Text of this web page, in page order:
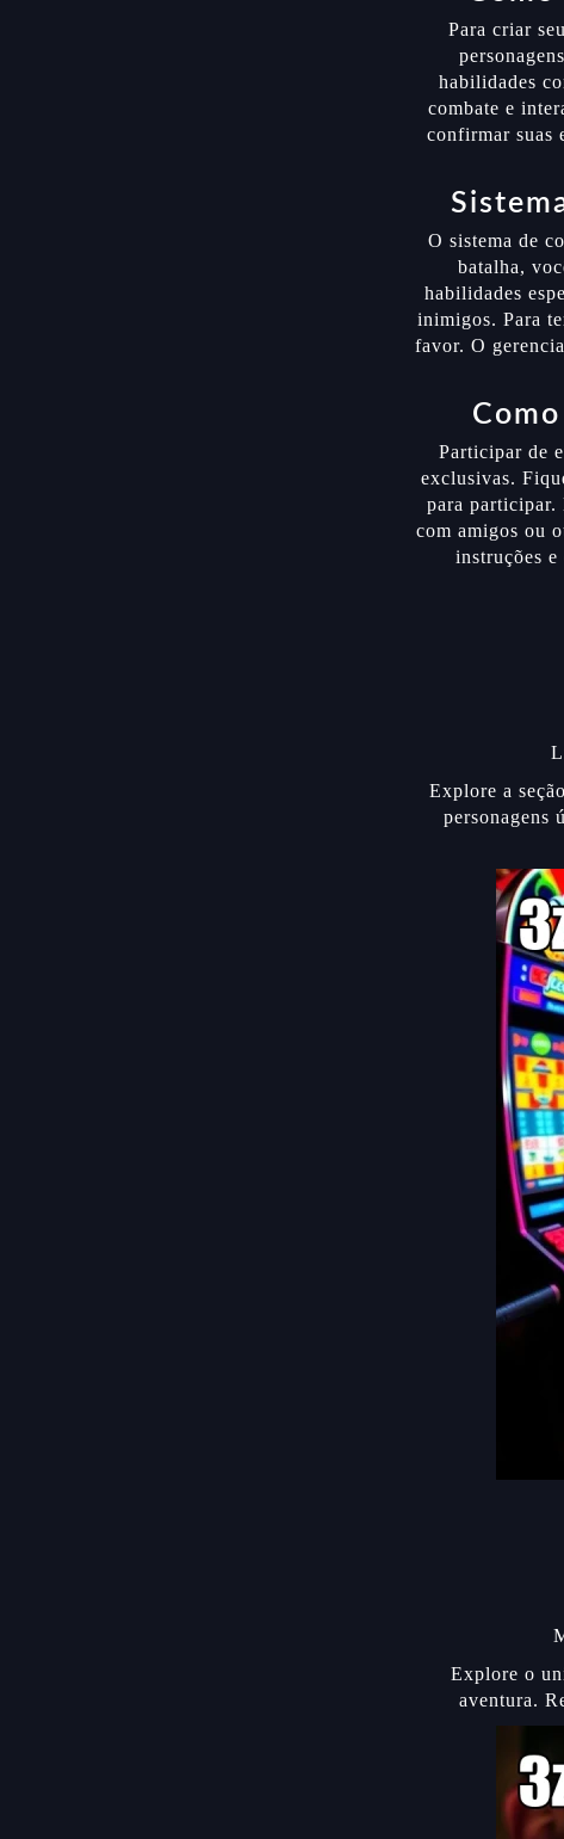
Para criar
habilidades
combate e
confirmar suas
O sistema de
batalha,
habilidades
inimigos. Para
favor. O
Participar de
exclusivas.
para participar.
com amigos ou
instruções e
Explore a
personagens
Explore o
aventura.